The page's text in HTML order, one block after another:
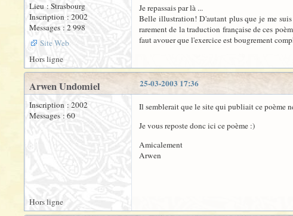
Lieu : Strasbourg
Inscription : 2002
Messages : 2 998
Site Web
Je repassais par là ...
Belle illustration! D'autant plus que je me
rarement de la traduction française de ces
faut avouer que l'exercice est bougrement
Hors ligne
25-03-2003 17:36
Arwen Undomiel
Inscription : 2002
Messages : 60
Il semblerait que le site qui publiait ce poème
Je vous reposte donc ici ce poème :)
Amicalement
Arwen
Hors ligne